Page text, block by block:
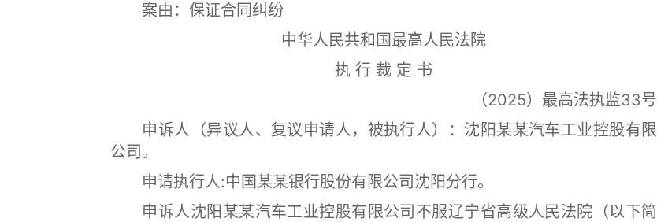
案由 ： 保证合同纠纷
中华人民共和国最高人民法院
执 行 裁 定 书
（2025）最高法执监33号
申诉人（异议人、复议申请人，被执行人）：沈阳某某汽车工业控股有限
公司。
申请执行人:中国某某银行股份有限公司沈阳分行。
申诉人沈阳某某汽车工业控股有限公司不服辽宁省高级人民法院（以下简